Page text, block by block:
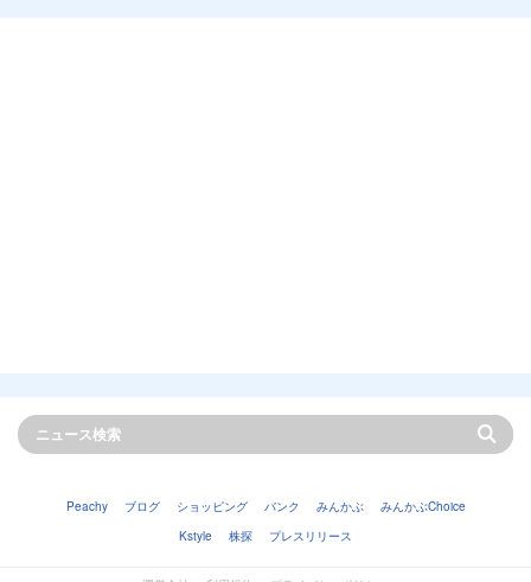
Peachy ブログ ショッピング バンク みんかぶ
みんかぶChoice
Kstyle
株探 プレスリリース